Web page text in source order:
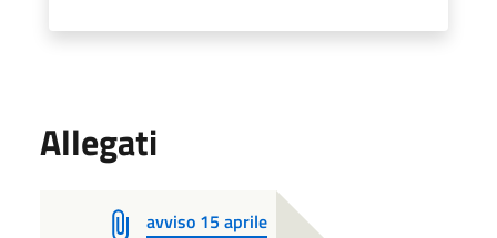
Allegati
avviso 15 aprile